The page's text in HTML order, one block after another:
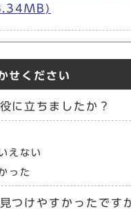
せください
に立ちましたか？
えない
った
つけやすかったです